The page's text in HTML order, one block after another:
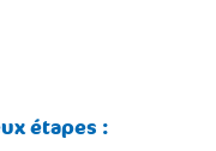
étapes :